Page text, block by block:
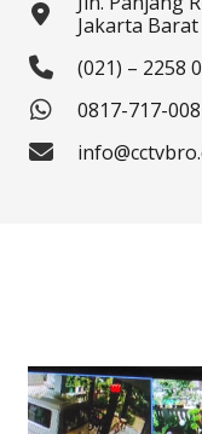
Jakarta
(021) – 2258
0817-717-008